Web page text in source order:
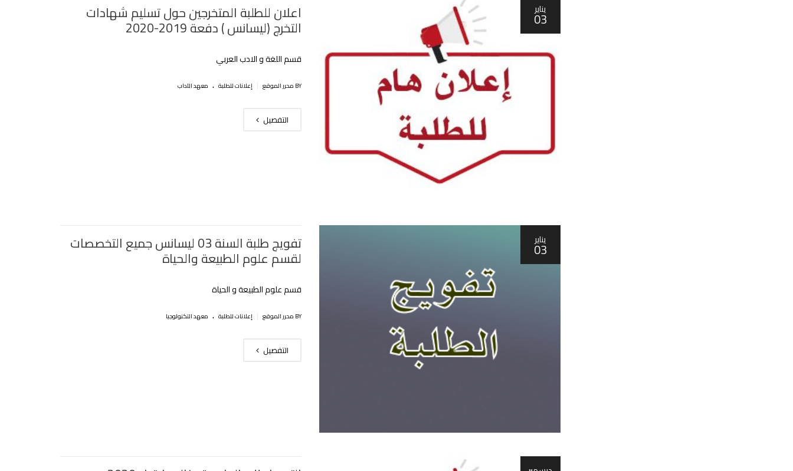
يناير
03 اعلان للطلبة المتخرجين حول تسليم شهادات
التخرج (ليسانس ) دفعة 2019-2020
قسم اللغة و الادب العربي
BY محرر الموقع إعلانات للطلبة . معهد الآداب
التفصيل
يناير
03 تفويج طلبة السنة 03 ليسانس جميع التخصصات
لقسم علوم الطبيعة والحياة
قسم علوم الطبيعة و الحياة
BY محرر الموقع إعلانات للطلبة . معهد التكنولوجيا
التفصيل